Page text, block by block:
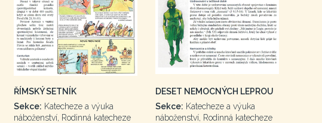
ŘÍMSKÝ SETNÍK
Sekce: Katecheze a výuka
náboženství, Rodinná katecheze
DESET NEMOCNÝCH LEPROU
Sekce: Katecheze a výuka
náboženství, Rodinná katecheze